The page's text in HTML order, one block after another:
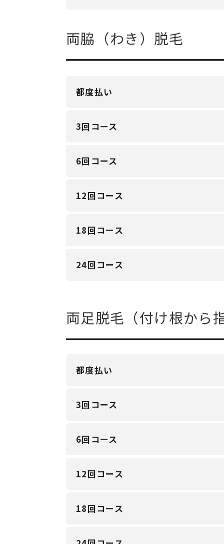
両脇（わき）脱毛
都度払い
3回コース
6回コース
12回コース
18回コース
24回コース
両足脱毛（付け根から
都度払い
3回コース
6回コース
12回コース
18回コース